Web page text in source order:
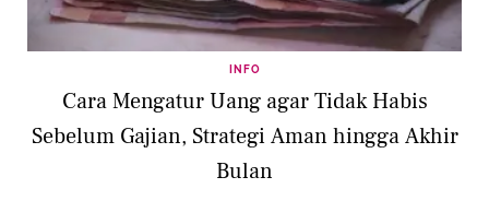
INFO
Cara Mengatur Uang agar Tidak Habis
Sebelum Gajian, Strategi Aman hingga Akhir
Bulan